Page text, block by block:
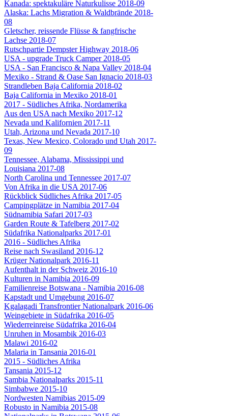
Kanada: spektakuläre Naturkulisse 2018-09
Alaska: Lachs Migration & Waldbrände 2018-
08
Gletscher, reissende Flüsse & fangfrische
Lachse 2018-07
Rutschpartie Dempster Highway 2018-06
USA - upgrade Truck Camper 2018-05
USA - San Francisco & Napa Valley 2018-04
Mexiko - Strand & Oase San Ignacio 2018-03
Strandleben Baja California 2018-02
Baja California in Mexiko 2018-01
2017 - Südliches Afrika, Nordamerika
Aus den USA nach Mexiko 2017-12
Nevada und Kalifornien 2017-11
Utah, Arizona und Nevada 2017-10
Texas, New Mexico, Colorado und Utah 2017-
09
Tennessee, Alabama, Mississippi und
Louisiana 2017-08
North Carolina und Tennessee 2017-07
Von Afrika in die USA 2017-06
Rückblick Südliches Afrika 2017-05
Campingplätze in Namibia 2017-04
Südnamibia Safari 2017-03
Garden Route & Tafelberg 2017-02
Südafrika Nationalparks 2017-01
2016 - Südliches Afrika
Reise nach Swasiland 2016-12
Krüger Nationalpark 2016-11
Aufenthalt in der Schweiz 2016-10
Kulturen in Namibia 2016-09
Familienreise Botswana - Namibia 2016-08
Kapstadt und Umgebung 2016-07
Kgalagadi Transfrontier Nationalpark 2016-06
Weingebiete in Südafrika 2016-05
Wiederreinreise Südafrika 2016-04
Unruhen in Mosambik 2016-03
Malawi 2016-02
Malaria in Tansania 2016-01
2015 - Südliches Afrika
Tansania 2015-12
Sambia Nationalparks 2015-11
Simbabwe 2015-10
Nordwesten Namibias 2015-09
Robusto in Namibia 2015-08